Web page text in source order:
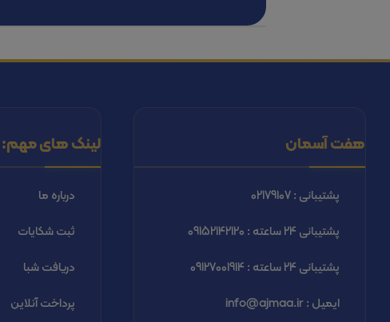
هفت آسمان
پشتیبانی : 02179107
پشتیبانی 24 ساعته : 09152142120
پشتیبانی 24 ساعته : 09127001914
ایمیل : info@ajmaa.ir
لینک های مهم:
درباره ما
ثبت شكايات
دریافت شبا
پرداخت آنلاین